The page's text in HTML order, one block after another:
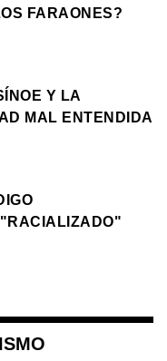
FARAONES?
Y LA
MAL ENTENDIDA